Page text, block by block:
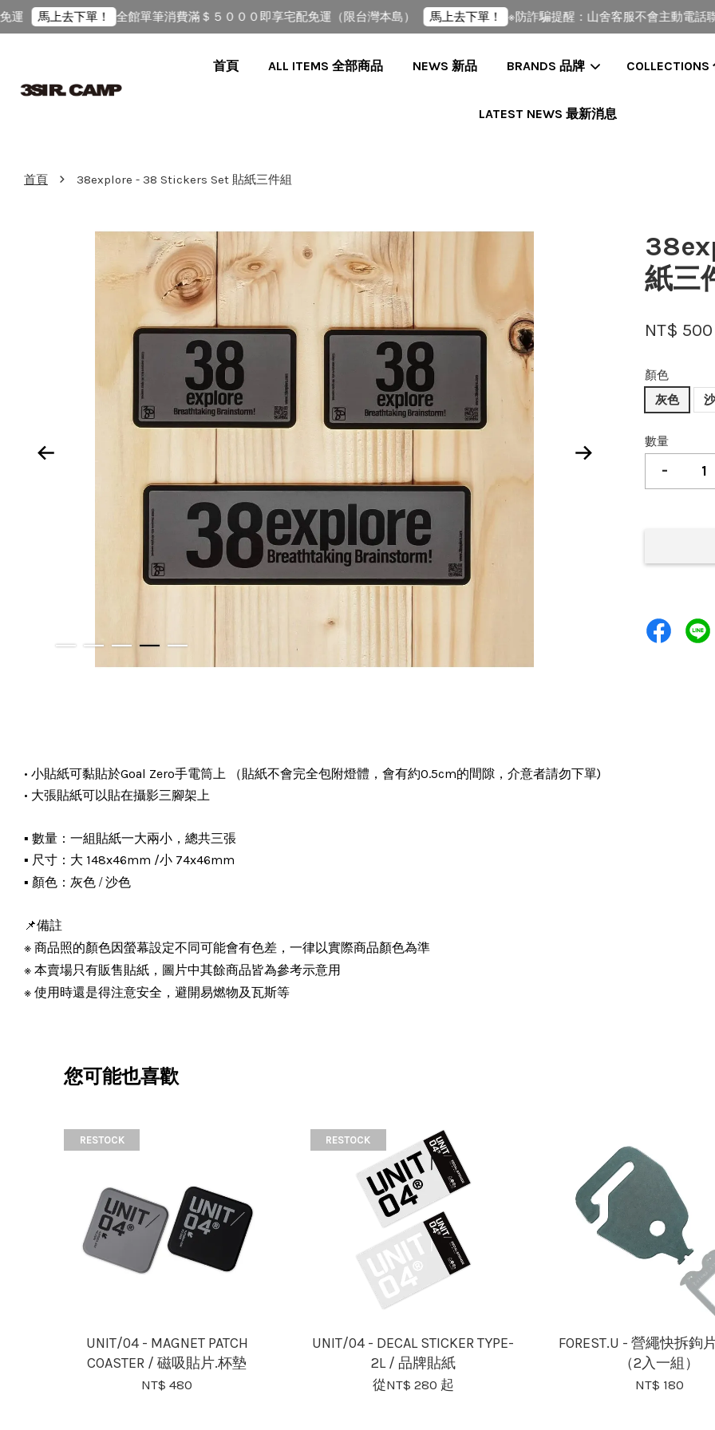
馬上去下單！ 全館單筆消費滿＄５０００即享宅配免運（限台灣本島） 馬上去下單！ ※防詐騙提醒：山舍客服不會主動電話聯
首頁 ALL ITEMS 全部商品 NEWS 新品 BRANDS 品牌 COLLECTIONS
LATEST NEWS 最新消息
首頁 › 38explore - 38 Stickers Set 貼紙三件組
紙三
NT$ 500
顏色
灰色
數量
-
• 小貼紙可黏貼於Goal Zero手電筒上 （貼紙不會完全包附燈體，會有約0.5cm的間隙，介意者請勿下單)
• 大張貼紙可以貼在攝影三腳架上
▪️ 數量：一組貼紙一大兩小，總共三張
▪️ 尺寸：大 148x46mm /小 74x46mm
▪️ 顏色： 灰色 / 沙色
📌備註
※ 商品照的顏色因螢幕設定不同可能會有色差 ， 一律以實際商品顏色為準
※ 本賣場只有販售貼紙 ，圖片中其餘商品皆為參考示意用
※ 使用時還是得注意安全，避開易燃物及瓦斯等
您可能也喜歡
RESTOCK
UNIT/04 - MAGNET PATCH
COASTER / 磁吸貼片.杯墊
NT$ 480
RESTOCK
UNIT/04 - DECAL STICKER TYPE-
2L / 品牌貼紙
從NT$ 280 起
FOREST.U - 營繩快拆鉤
（2入一組）
NT$ 180